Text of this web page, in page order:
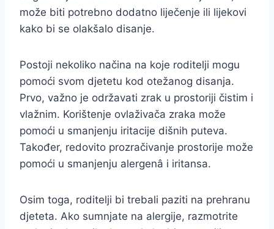
može biti potrebno dodatno liječenje ili lijekovi
kako bi se olakšalo disanje.
Postoji nekoliko načina na koje roditelji mogu
pomoći svom djetetu kod otežanog disanja.
Prvo, važno je održavati zrak u prostoriji čistim i
vlažnim. Korištenje ovlaživača zraka može
pomoći u smanjenju iritacije dišnih puteva.
Također, redovito prozračivanje prostorije može
pomoći u smanjenju alergenâ i iritansa.
Osim toga, roditelji bi trebali paziti na prehranu
djeteta. Ako sumnjate na alergije, razmotrite